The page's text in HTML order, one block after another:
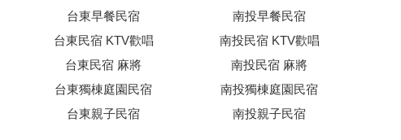
台東早餐民宿
台東民宿 KTV歡唱
台東民宿 麻將
台東獨棟庭園民宿
台東親子民宿
南投早餐民宿
南投民宿 KTV歡唱
南投民宿 麻將
南投獨棟庭園民宿
南投親子民宿